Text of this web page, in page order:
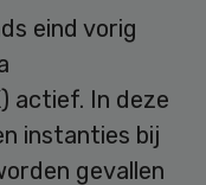
eind vorig
actief. In deze
instanties bij
gevallen